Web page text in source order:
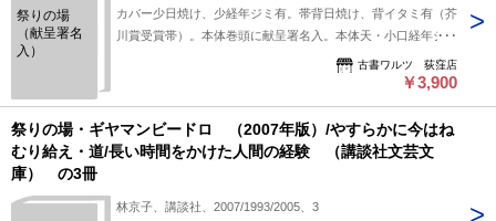
祭りの場
（献呈署名
入）
カバー少日焼け、少経年ジミ有。帯背日焼け、背イタミ有（芥
川賞受賞帯）。本体巻頭に献呈署名入。本体天・小口経年ジミ
有。初版。定価750円。白色/水色カバー。薄本。（単行本
古書ワルツ 荻窪店
￥3,900
祭りの場・ギヤマンビードロ （2007年版）/やすらかに今はね
むり給え・道/長い時間をかけた人間の経験 （講談社文芸文
庫） の3冊
林京子、講談社、2007/1993/2005、3